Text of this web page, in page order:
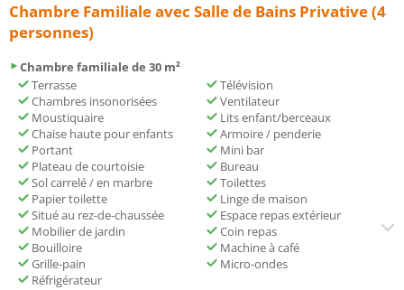
Chambre Familiale avec Salle de Bains Privative (4
personnes)
Chambre familiale de 30 m²
Terrasse
Télévision
Chambres insonorisées
Ventilateur
Moustiquaire
Lits enfant/berceaux
Chaise haute pour enfants
Armoire / penderie
Portant
Mini bar
Plateau de courtoisie
Bureau
Sol carrelé / en marbre
Toilettes
Papier toilette
Linge de maison
Situé au rez-de-chaussée
Espace repas extérieur
Mobilier de jardin
Coin repas
Bouilloire
Machine à café
Grille-pain
Micro-ondes
Réfrigérateur